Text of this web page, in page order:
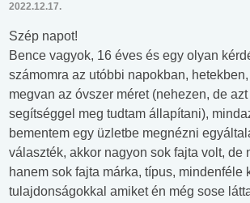
2022.12.17.
Szép napot!
Bence vagyok, 16 éves és egy olyan
számomra az utóbbi napokban,
megvan az óvszer méret (nehezen, de
segítséggel meg tudtam állapítani),
bementem egy üzletbe megnézni
választék, akkor nagyon sok fajta volt, de
hanem sok fajta márka, típus, mindenféle
tulajdonságokkal amiket én még sose